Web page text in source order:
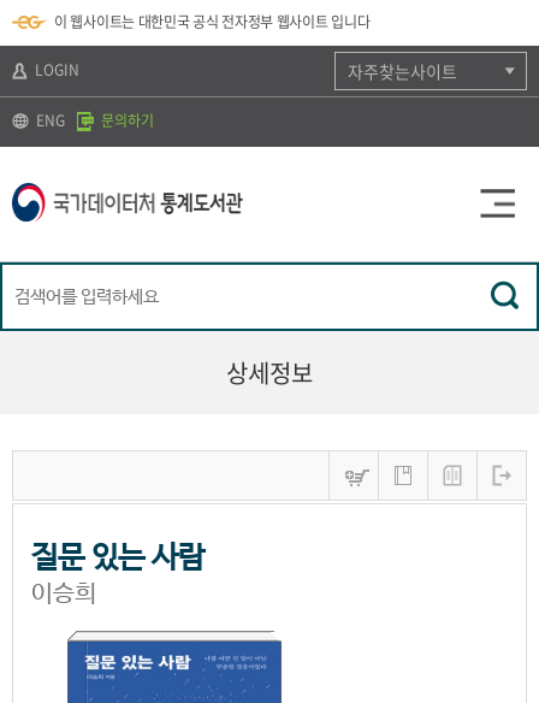
바
로
기
가
기
k
t
)
바
로
기
보
바
가
기
이 웹사이트는 대한민국 공식 전자정부 웹사이트 입니다
LOGIN
ENG 문의하기
자주찾는사이트
상세정보
질문 있는 사람
이승희